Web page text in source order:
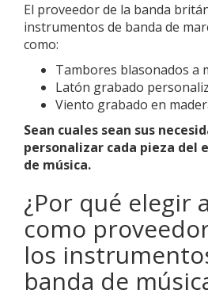
El proveedor de la banda
instrumentos de banda de
como:
Tambores blasonados a
Latón grabado
Viento grabado en
Sean cuales sean sus
personalizar cada pieza del
de música.
¿Por qué elegir
como
los
banda de